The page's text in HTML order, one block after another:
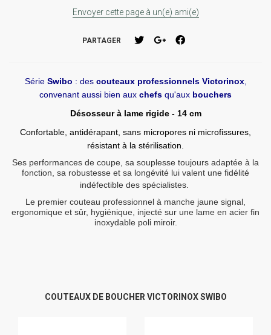
Envoyer cette page à un(e) ami(e)
PARTAGER
Série Swibo : des couteaux professionnels Victorinox,
convenant aussi bien aux chefs qu'aux bouchers
Désosseur à lame rigide - 14 cm
Confortable, antidérapant, sans micropores ni microfissures,
résistant à la stérilisation.
Ses performances de coupe, sa souplesse toujours adaptée à la
fonction, sa robustesse et sa longévité lui valent une fidélité
indéfectible des spécialistes.
Le premier couteau professionnel à manche jaune signal,
ergonomique et sûr, hygiénique, injecté sur une lame en acier fin
inoxydable poli miroir.
COUTEAUX DE BOUCHER VICTORINOX SWIBO